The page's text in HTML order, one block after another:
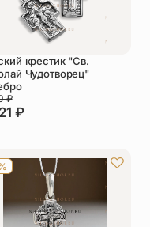
на
крестик "Св.
Чудотворец"
₽
₽